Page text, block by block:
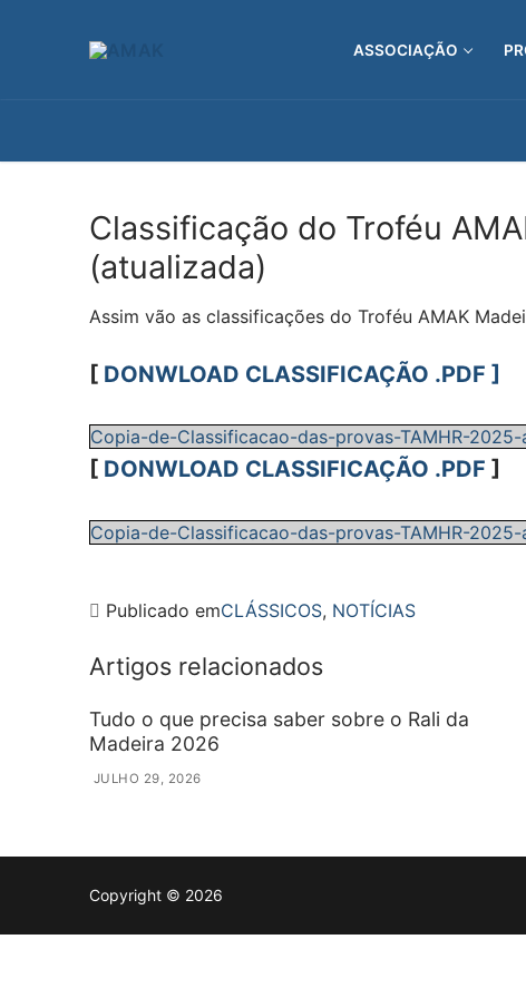
ASSOCIAÇÃO
Classificação do Troféu
(atualizada)
Assim vão as classificações do Troféu AMAK
[ DONWLOAD CLASSIFICAÇÃO .PDF ]
Copia-de-Classificacao-das-provas-TAMHR-
[ DONWLOAD CLASSIFICAÇÃO .PDF ]
Copia-de-Classificacao-das-provas-TAMHR-
Publicado emCLÁSSICOS, NOTÍCIAS
Artigos relacionados
Tudo o que precisa saber sobre o Rali da
Madeira 2026
JULHO 29, 2026
Copyright © 2026